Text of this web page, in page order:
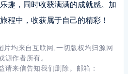
趣，同时收获满满的成就感。加
程中，收获属于自己的精彩！
片均来自互联网,一切版权均归源网
源作者所有。
请来信告知我们删除。邮箱：